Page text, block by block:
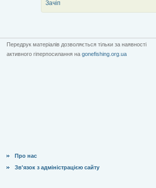
Зачіп
Передрук матеріалів дозволяється тільки за наявності
активного гіперпосилання на gonefishing.org.ua
Про нас
Зв'язок з адміністрацією сайту